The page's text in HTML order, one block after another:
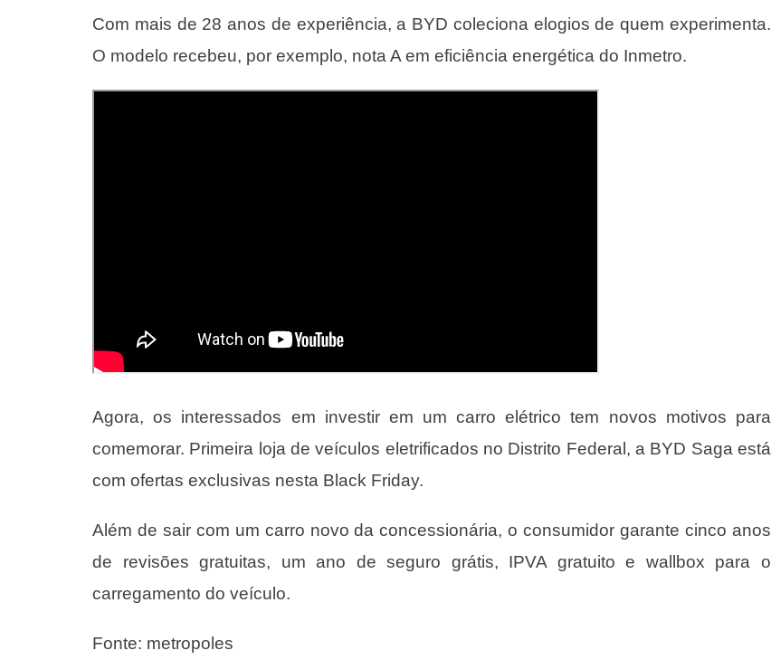
Com mais de 28 anos de experiência, a BYD coleciona elogios de quem experimenta.
O modelo recebeu, por exemplo, nota A em eficiência energética do Inmetro.
Agora, os interessados em investir em um carro elétrico tem novos motivos para
comemorar. Primeira loja de veículos eletrificados no Distrito Federal, a BYD Saga está
com ofertas exclusivas nesta Black Friday.
Além de sair com um carro novo da concessionária, o consumidor garante cinco anos
de revisões gratuitas, um ano de seguro grátis, IPVA gratuito e wallbox para o
carregamento do veículo.
Fonte: metropoles